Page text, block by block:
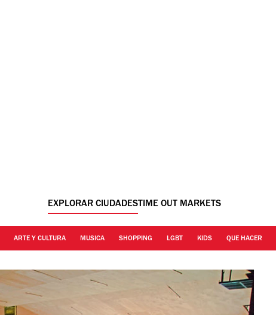
EXPLORAR CIUDADESTIME OUT MARKETS
ARTE Y CULTURA MUSICA SHOPPING LGBT KIDS QUE HACER